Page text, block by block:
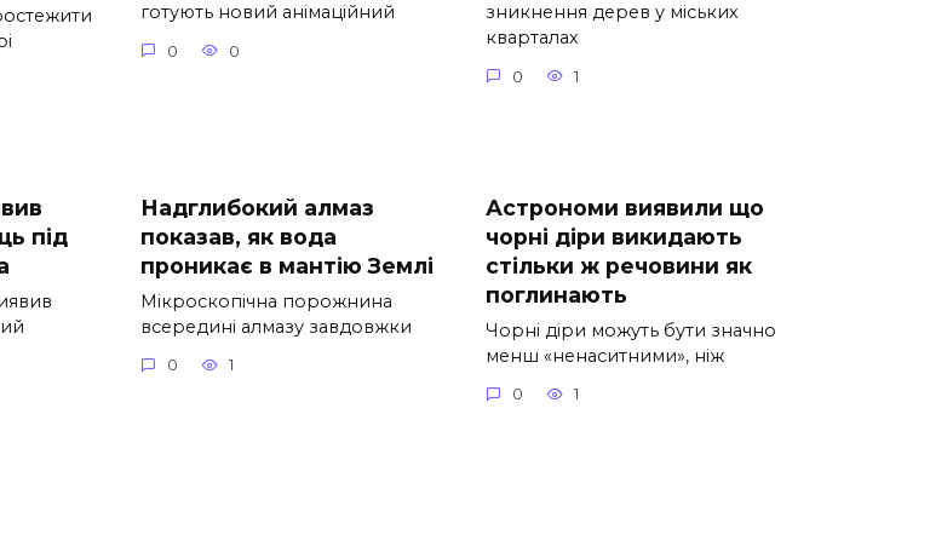
готують новий анімаційний
0 0
зникнення дерев у міських
кварталах
0 1
під
Надглибокий алмаз
показав, як вода
проникає в мантію Землі
Мікроскопічна порожнина
всередині алмазу завдовжки
0 1
Астрономи виявили що
чорні діри викидають
стільки ж речовини як
поглинають
Чорні діри можуть бути значно
менш «ненаситними», ніж
0 1